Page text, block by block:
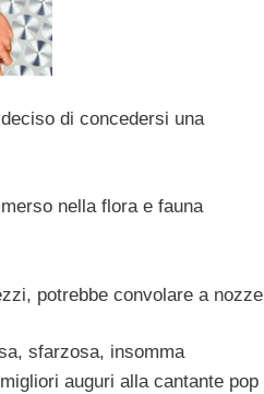
di concedersi una
nella flora e fauna
potrebbe convolare a
sfarzosa, insomma
auguri alla cantante pop